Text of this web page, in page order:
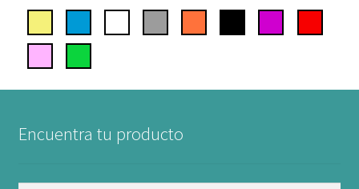
Encuentra tu producto